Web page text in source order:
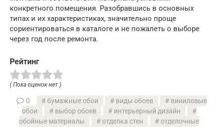
конкретного помещения. Разобравшись в основных
типах и их характеристиках, значительно проще
сориентироваться в каталоге и не пожалеть о выборе
через год после ремонта.
Рейтинг
( Пока оценок нет )
0 бумажные обои виды обоев
виниловые
обои
выбор обоев
интерьерный дизайн
обойные материалы
отделка стен
отделочные